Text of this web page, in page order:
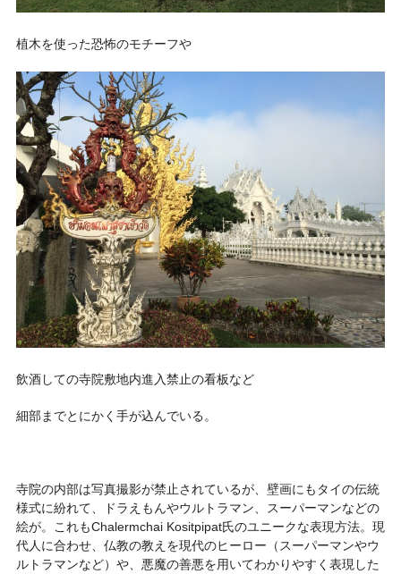
植木を使った恐怖のモチーフや
飲酒しての寺院敷地内進入禁止の看板など
細部までとにかく手が込んでいる。
寺院の内部は写真撮影が禁止されているが、壁画にもタイの伝統
様式に紛れて、ドラえもんやウルトラマン、スーパーマンなどの
絵が。これもChalermchai Kositpipat氏のユニークな表現方法。現
代人に合わせ、仏教の教えを現代のヒーロー（スーパーマンやウ
ルトラマンなど）や、悪魔の善悪を用いてわかりやすく表現した